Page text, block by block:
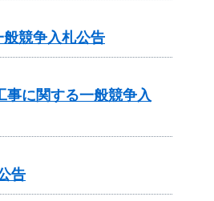
般競争入札公告
に関する一般競争入
告